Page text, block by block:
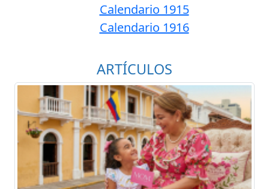
Calendario 1915
Calendario 1916
ARTÍCULOS